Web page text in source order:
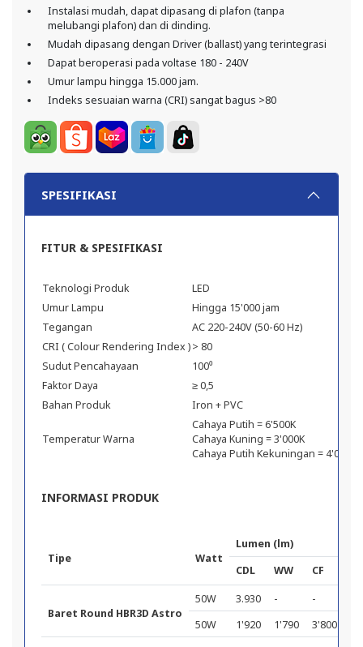
Instalasi mudah, dapat dipasang di plafon (tanpa
melubangi plafon) dan di dinding.
Mudah dipasang dengan Driver (ballast) yang terintegrasi
Dapat beroperasi pada voltase 180 - 240V
Umur lampu hingga 15.000 jam.
Indeks sesuaian warna (CRI) sangat bagus >80
SPESIFIKASI
FITUR & SPESIFIKASI
Teknologi Produk
LED
Umur Lampu
Hingga 15'000 jam
Tegangan
AC 220-240V (50-60 Hz)
CRI ( Colour Rendering Index )> 80
Sudut Pencahayaan
100⁰
Faktor Daya
≥ 0,5
Bahan Produk
Iron + PVC
Temperatur Warna
Cahaya Putih = 6'500K
Cahaya Kuning = 3'000K
Cahaya Putih Kekuningan = 4'000K
INFORMASI PRODUK
Tipe Watt
Lumen (lm)
CDL WW CF
Baret Round HBR3D Astro
50W 3.930 - -
50W
1'920 1'790 3'800